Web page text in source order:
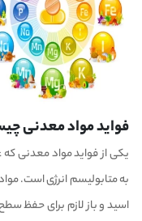
فواید مواد معدنی
یکی از فواید مواد معدنی
به متابولیسم انرژی است.